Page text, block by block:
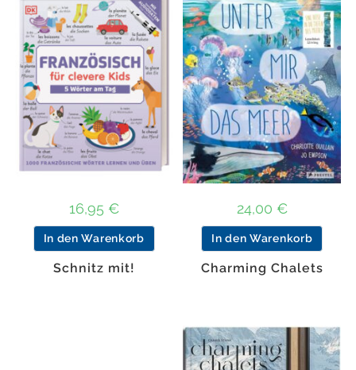
16,95 €
In den Warenkorb
24,00 €
In den Warenkorb
Schnitz mit! Charming Chalets